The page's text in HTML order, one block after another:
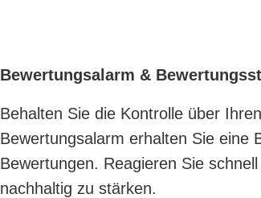
Bewertungsalarm &
Behalten Sie die Kontrolle über
Bewertungsalarm erhalten Sie eine
Bewertungen. Reagieren Sie
nachhaltig zu stärken.